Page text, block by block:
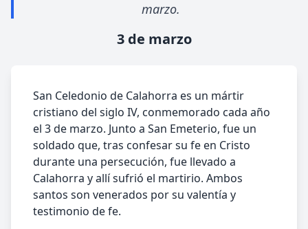
marzo.
3 de marzo
San Celedonio de Calahorra es un mártir
cristiano del siglo IV, conmemorado cada año
el 3 de marzo. Junto a San Emeterio, fue un
soldado que, tras confesar su fe en Cristo
durante una persecución, fue llevado a
Calahorra y allí sufrió el martirio. Ambos
santos son venerados por su valentía y
testimonio de fe.